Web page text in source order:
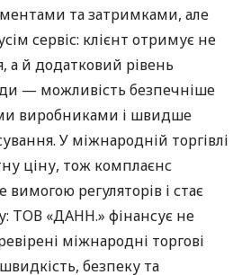
та затримками, але
сервіс: клієнт отримує не
а й додатковий рівень
— можливість безпечніше
виробниками і швидше
У міжнародній торгівлі
ціну, тож комплаєнс
регуляторів і стає
ТОВ «ДАНН.» фінансує не
міжнародні торгові
безпеку та